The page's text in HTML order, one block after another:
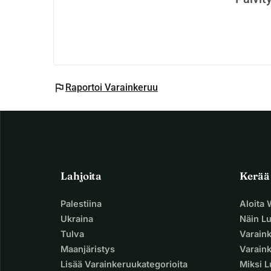
flag Raportoi Varainkeruu
Lahjoita
Palestiina
Ukraina
Tulva
Maanjäristys
Lisää Varainkeruukategorioita
Kerää
Aloita
Näin
Miksi